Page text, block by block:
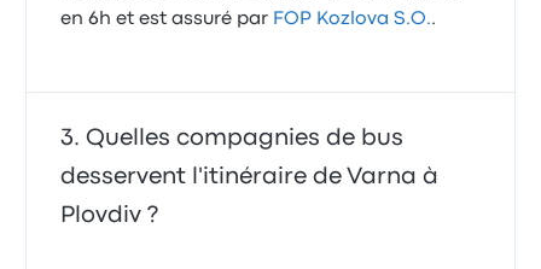
en 6h et est assuré par FOP Kozlova S.O..
Quelles compagnies de bus
desservent l'itinéraire de Varna à
Plovdiv ?